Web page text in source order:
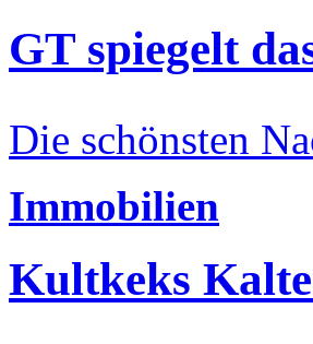
GT spiegelt
Die schönsten
Immobilien
Kultkeks